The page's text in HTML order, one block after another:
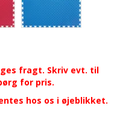
fragt. Skriv evt. til
for pris.
hos os i øjeblikket.